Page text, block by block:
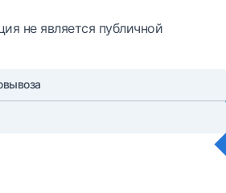
не является публичной